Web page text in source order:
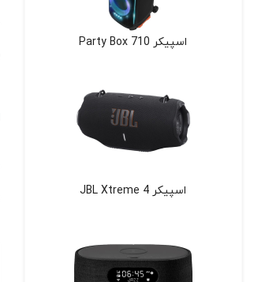
اسپیکر Party Box 710
اسپیکر JBL Xtreme 4